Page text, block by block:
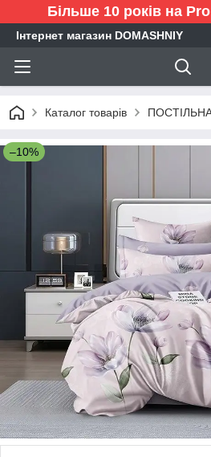
Більше 10 років на
Інтернет магазин DOMASHNIY
Каталог товарів
–10%